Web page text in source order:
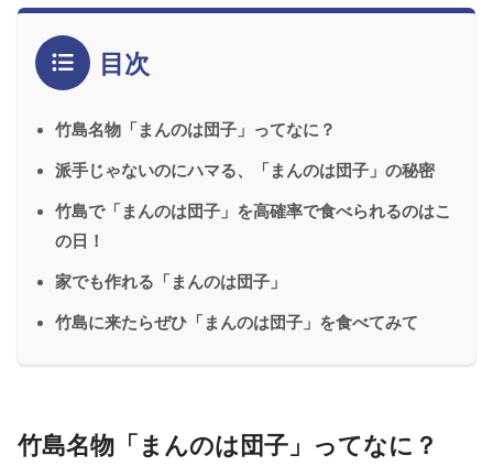
目次
竹島名物「まんのは団子」ってなに？
派手じゃないのにハマる、「まんのは団子」の秘密
竹島で「まんのは団子」を高確率で食べられるのはこ
の日！
家でも作れる「まんのは団子」
竹島に来たらぜひ「まんのは団子」を食べてみて
竹島名物「まんのは団子」ってなに？